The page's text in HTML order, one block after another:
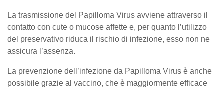
La trasmissione del Papilloma Virus avviene attraverso il
contatto con cute o mucose affette e, per quanto l’utilizzo
del preservativo riduca il rischio di infezione, esso non ne
assicura l’assenza.
La prevenzione dell’infezione da Papilloma Virus è anche
possibile grazie al vaccino, che è maggiormente efficace